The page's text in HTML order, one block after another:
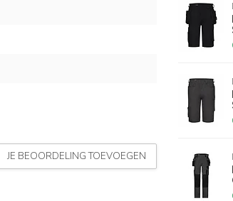
JE BEOORDELING TOEVOEGEN